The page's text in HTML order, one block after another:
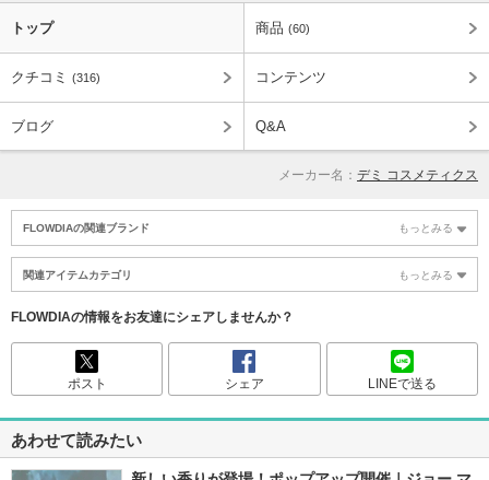
トップ 商品 (60)
クチコミ (316) コンテンツ
ブログ Q&A
メーカー名： デミ コスメティクス
FLOWDIAの関連ブランド もっとみる
関連アイテムカテゴリ もっとみる
FLOWDIAの情報をお友達にシェアしませんか？
ポスト シェア LINEで送る
あわせて読みたい